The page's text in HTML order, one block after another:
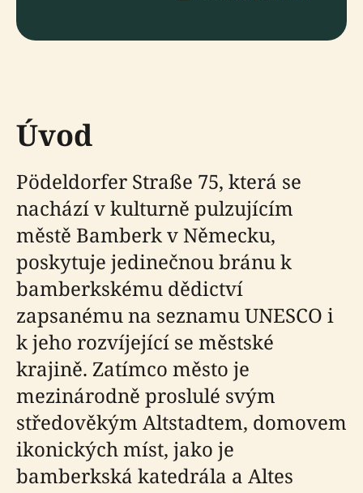
Úvod
Pödeldorfer Straße 75, která se
nachází v kulturně pulzujícím
městě Bamberk v Německu,
poskytuje jedinečnou bránu k
bamberkskému dědictví
zapsanému na seznamu UNESCO i
k jeho rozvíjející se městské
krajině. Zatímco město je
mezinárodně proslulé svým
středověkým Altstadtem, domovem
ikonických míst, jako je
bamberkská katedrála a Altes